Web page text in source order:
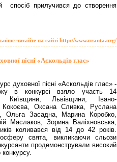
прилучився до створення
читайте на сайті http://www.oranta.org/
пісні «Аскольдів глас»
духовної пісні «Аскольдів глас» -
в конкурсі взяло участь 14
Київщини, Львівщини, Івано-
Оксана Сливка, Руслана
Ольга Засадна, Марина Коробко,
Маслаков, Зорина Валіхновська,
коливався від 14 до 42 років.
свята, викликаючи сльози
продемонстрували високий